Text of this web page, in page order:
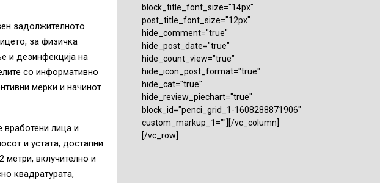
задолжителното
за физичка
и дезинфекција на
со информативно
мерки и начинот
вработени лица и
и устата, достапни
метри, вклучително и
квадратурата,
block_title_font_size="14px"
post_title_font_size="12px"
hide_comment="true"
hide_post_date="true"
hide_count_view="true"
hide_icon_post_format="true"
hide_cat="true"
hide_review_piechart="true"
block_id="penci_grid_1-1608288871906"
custom_markup_1=""][/vc_column]
[/vc_row]